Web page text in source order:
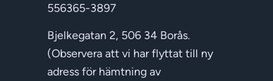
556365-3897
Bjelkegatan 2, 506 34 Borås.
(Observera att vi har flyttat till ny
adress för hämtning av